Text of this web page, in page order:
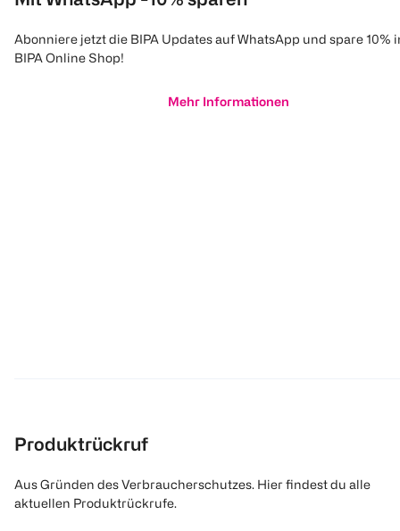
Abonniere jetzt die BIPA Updates auf WhatsApp und spare 10%
BIPA Online Shop!
Mehr Informationen
Produktrückruf
Aus Gründen des Verbraucherschutzes. Hier findest du alle
aktuellen Produktrückrufe.